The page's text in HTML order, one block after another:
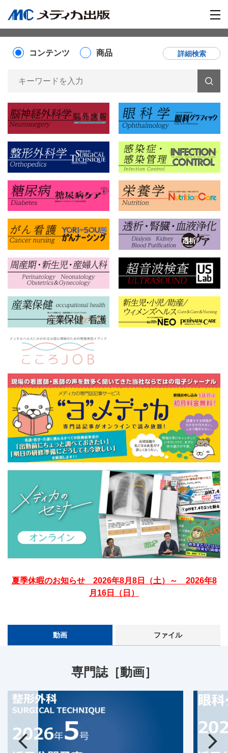
コンテンツ 商品 詳細検索
夏季休暇のお知らせ 2026年8月8日（土）～ 2026年8
月16日（日）
動画 ファイル
専門誌［動画］